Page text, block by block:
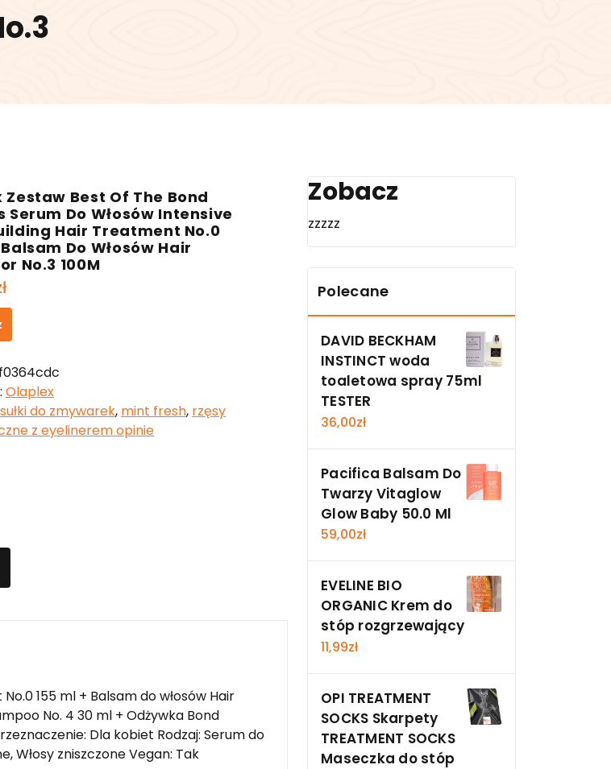
Zestaw Best Of The Bond
Serum Do Włosów Intensive
Hair Treatment No.0
Do Włosów Hair
No.3 100M
Olaplex
do zmywarek, mint fresh, rzęsy
z eyelinerem opinie
155 ml + Balsam do włosów Hair
No. 4 30 ml + Odżywka Bond
Dla kobiet Rodzaj: Serum do
Włosy zniszczone Vegan: Tak
Zobacz
zzzzz
Polecane
DAVID BECKHAM
INSTINCT woda
toaletowa spray 75ml
TESTER
36,00zł
Pacifica Balsam Do
Twarzy Vitaglow
Glow Baby 50.0 Ml
59,00zł
EVELINE BIO
ORGANIC Krem do
stóp rozgrzewający
11,99zł
OPI TREATMENT
SOCKS Skarpety
TREATMENT SOCKS
Maseczka do stóp